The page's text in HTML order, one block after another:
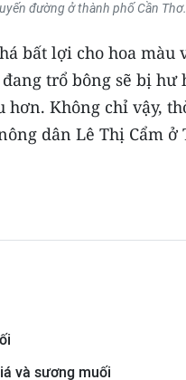
đường ở thành phố Cần Thơ.
bất lợi cho hoa màu
trổ bông sẽ bị hư
Không chỉ vậy,
dân Lê Thị Cẩm ở
và sương muối